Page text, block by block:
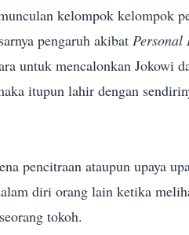
kelompok kelompok
pengaruh akibat Personal
untuk mencalonkan Jokowi
itupun lahir dengan
pencitraan ataupun upaya
diri orang lain ketika
tokoh.